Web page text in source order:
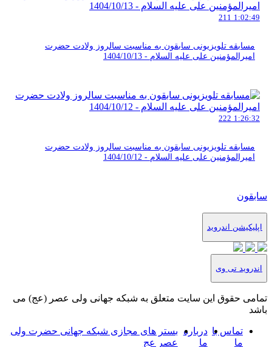
1:02:49
211
مسابقه تلویزیونی سابقون به مناسبت سالروز ولادت حضرت
امیرالمؤمنین علی علیه السلام - 1404/10/13
1:26:32
222
مسابقه تلویزیونی سابقون به مناسبت سالروز ولادت حضرت
امیرالمؤمنین علی علیه السلام - 1404/10/12
سابقون
اپلیکیشن اندروید
اندروید تی وی
تمامی حقوق این سایت متعلق به شبکه جهانی ولی عصر (عج) می
باشد
تماس با
ما
درباره
ما
بستر های مجازی شبکه جهانی حضرت ولی
عصر عج